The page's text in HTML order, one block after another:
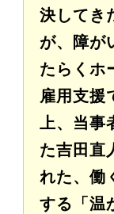
決してき
が、障が
たらくホ
雇用支援
上、当事
た吉田直
れた、働
する「温